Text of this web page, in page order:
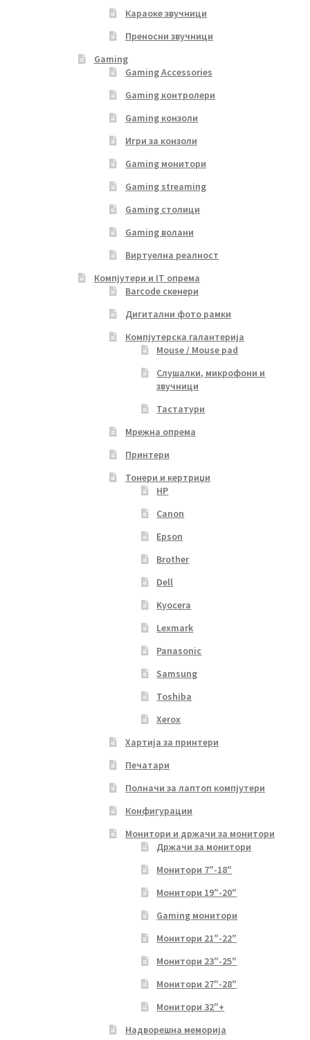
Караоке звучници
Преносни звучници
Gaming
Gaming Accessories
Gaming контролери
Gaming конзоли
Игри за конзоли
Gaming монитори
Gaming streaming
Gaming столици
Gaming волани
Виртуелна реалност
Компјутери и IT опрема
Barcode скенери
Дигитални фото рамки
Компјутерска галантерија
Mouse / Mouse pad
Слушалки, микрофони и
звучници
Тастатури
Мрежна опрема
Принтери
Тонери и кертриџи
HP
Canon
Epson
Brother
Dell
Kyocera
Lexmark
Panasonic
Samsung
Toshiba
Xerox
Хартија за принтери
Печатари
Полначи за лаптоп компјутери
Конфигурации
Монитори и држачи за монитори
Држачи за монитори
Монитори 7″-18″
Монитори 19″-20″
Gaming монитори
Монитори 21″-22″
Монитори 23″-25″
Монитори 27″-28″
Монитори 32″+
Надворешна меморија